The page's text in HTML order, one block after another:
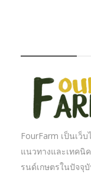
FourFarm เป็นเว็
แนวทางและเทคนิ
รนด์เกษตรในปัจจุ